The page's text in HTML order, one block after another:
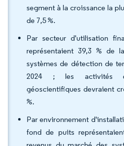
segment à la croissance la
de 7,5 %.
Par secteur d'utilisation
représentaient 39,3 % de
systèmes de détection de
2024 ; les activités
géoscientifiques devraient
%.
Par environnement
fond de puits